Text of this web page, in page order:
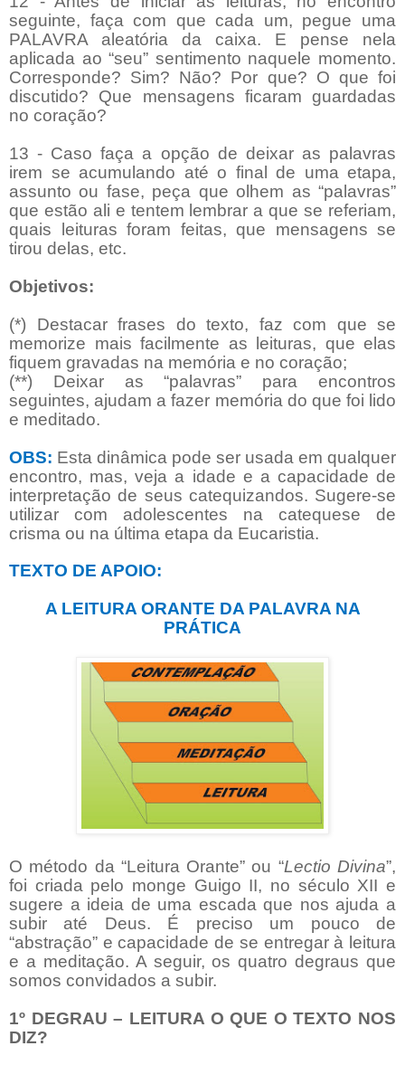
seguinte, faça com que cada um, pegue uma
PALAVRA aleatória da caixa. E pense nela
aplicada ao “seu” sentimento naquele momento.
Corresponde? Sim? Não? Por que? O que foi
discutido? Que mensagens ficaram guardadas
no coração?
13 - Caso faça a opção de deixar as palavras
irem se acumulando até o final de uma etapa,
assunto ou fase, peça que olhem as “palavras”
que estão ali e tentem lembrar a que se referiam,
quais leituras foram feitas, que mensagens se
tirou delas, etc.
Objetivos:
(*) Destacar frases do texto, faz com que se
memorize mais facilmente as leituras, que elas
fiquem gravadas na memória e no coração;
(**) Deixar as “palavras” para encontros
seguintes, ajudam a fazer memória do que foi lido
e meditado.
OBS: Esta dinâmica pode ser usada em qualquer
encontro, mas, veja a idade e a capacidade de
interpretação de seus catequizandos. Sugere-se
utilizar com adolescentes na catequese de
crisma ou na última etapa da Eucaristia.
TEXTO DE APOIO:
A LEITURA ORANTE DA PALAVRA NA
PRÁTICA
O método da “Leitura Orante” ou “Lectio Divina”,
foi criada pelo monge Guigo II, no século XII e
sugere a ideia de uma escada que nos ajuda a
subir até Deus. É preciso um pouco de
“abstração” e capacidade de se entregar à leitura
e a meditação. A seguir, os quatro degraus que
somos convidados a subir.
1º DEGRAU – LEITURA O QUE O TEXTO NOS
DIZ?